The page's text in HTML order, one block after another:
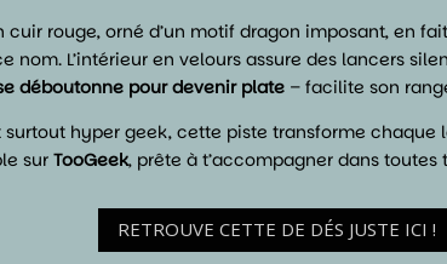
cuir rouge, orné d’un motif dragon imposant, en
nom. L’intérieur en velours assure des lancers
déboutonne pour devenir plate– facilite son
surtout hyper geek, cette piste transforme chaque
surTooGeek, prête à t’accompagner dans toutes
RETROUVE CETTE DE DÉS JUSTE ICI !